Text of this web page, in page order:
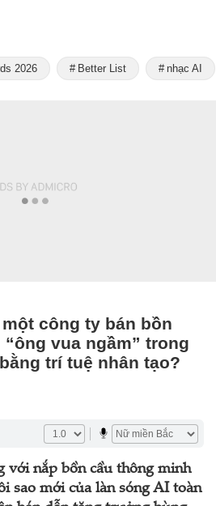
2026 Better List nhạc AI
công ty bán bồn
vua ngầm” trong
trí tuệ nhân tạo?
với nắp bồn cầu thông minh
sao mới của làn sóng AI toàn